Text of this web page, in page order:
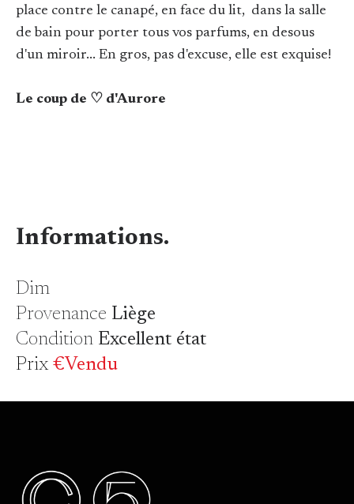
place contre le canapé, en face du lit, dans la salle
de bain pour porter tous vos parfums, en desous
d'un miroir... En gros, pas d'excuse, elle est exquise!
Le coup de ♡ d'Aurore
Informations.
Dim
Provenance Liège
Condition Excellent état
Prix€Vendu